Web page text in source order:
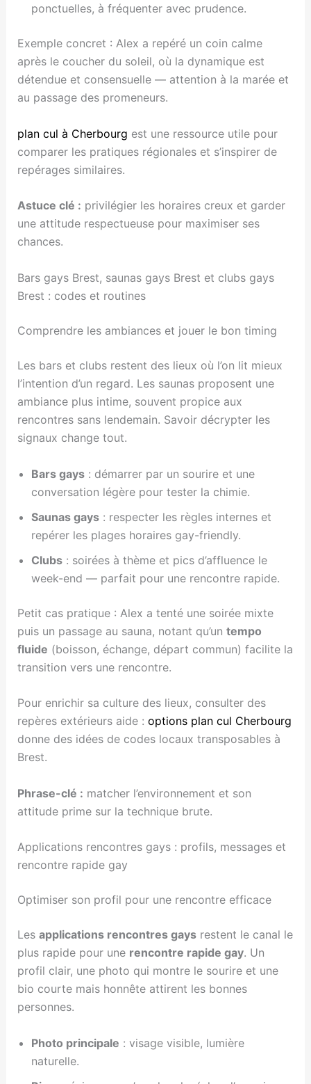
ponctuelles, à fréquenter avec prudence.
Exemple concret : Alex a repéré un coin calme
après le coucher du soleil, où la dynamique est
détendue et consensuelle — attention à la marée et
au passage des promeneurs.
plan cul à Cherbourg est une ressource utile pour
comparer les pratiques régionales et s’inspirer de
repérages similaires.
Astuce clé : privilégier les horaires creux et garder
une attitude respectueuse pour maximiser ses
chances.
Bars gays Brest, saunas gays Brest et clubs gays
Brest : codes et routines
Comprendre les ambiances et jouer le bon timing
Les bars et clubs restent des lieux où l’on lit mieux
l’intention d’un regard. Les saunas proposent une
ambiance plus intime, souvent propice aux
rencontres sans lendemain. Savoir décrypter les
signaux change tout.
Bars gays: démarrer par un sourire et une
conversation légère pour tester la chimie.
Saunas gays: respecter les règles internes et
repérer les plages horaires gay-friendly.
Clubs: soirées à thème et pics d’affluence le
week-end — parfait pour une rencontre rapide.
Petit cas pratique : Alex a tenté une soirée mixte
puis un passage au sauna, notant qu’un tempo
fluide (boisson, échange, départ commun) facilite la
transition vers une rencontre.
Pour enrichir sa culture des lieux, consulter des
repères extérieurs aide : options plan cul Cherbourg
donne des idées de codes locaux transposables à
Brest.
Phrase-clé : matcher l’environnement et son
attitude prime sur la technique brute.
Applications rencontres gays : profils, messages et
rencontre rapide gay
Optimiser son profil pour une rencontre efficace
Les applications rencontres gaysrestent le canal le
plus rapide pour une rencontre rapide gay. Un
profil clair, une photo qui montre le sourire et une
bio courte mais honnête attirent les bonnes
personnes.
Photo principale : visage visible, lumière
naturelle.